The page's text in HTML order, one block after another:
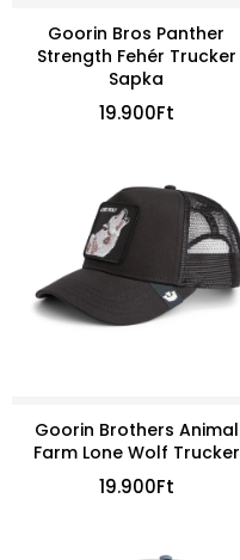
Goorin Bros Panther
Strength Fehér Trucker
Sapka
19.900Ft
Goorin Brothers Animal
Farm Lone Wolf Trucker
19.900Ft